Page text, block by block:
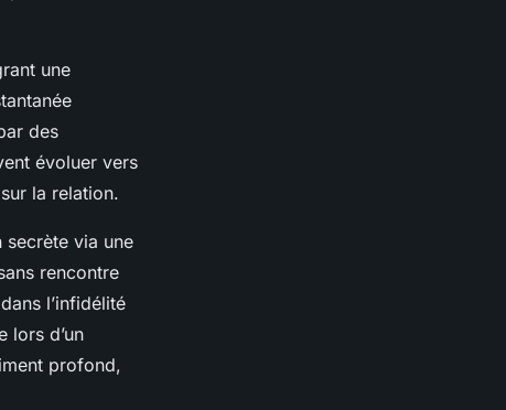
une
des
évoluer vers
la relation.
secrète via une
rencontre
l’infidélité
lors d’un
profond,